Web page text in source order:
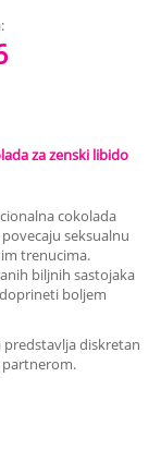
za zenski libido
cokolada
seksualnu
trenucima.
biljnih sastojaka
boljem
diskretan